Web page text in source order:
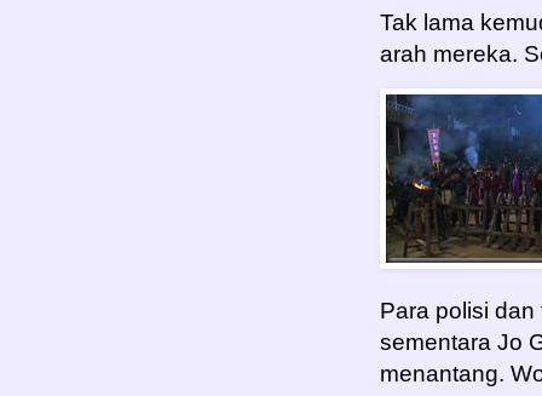
Tak lama
arah mereka.
Para polisi
sementara Jo
menantang.